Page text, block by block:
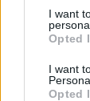
I want
Opted
I want
Opted
múzeum
képzések
ingyenes